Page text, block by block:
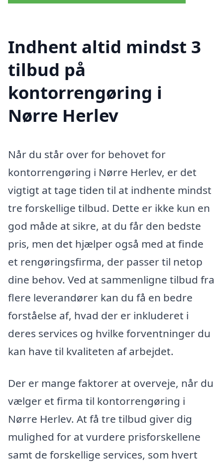
Indhent altid mindst 3
tilbud på
kontorrengøring i
Nørre Herlev
Når du står over for behovet for
kontorrengøring i Nørre Herlev, er det
vigtigt at tage tiden til at indhente mindst
tre forskellige tilbud. Dette er ikke kun en
god måde at sikre, at du får den bedste
pris, men det hjælper også med at finde
et rengøringsfirma, der passer til netop
dine behov. Ved at sammenligne tilbud fra
flere leverandører kan du få en bedre
forståelse af, hvad der er inkluderet i
deres services og hvilke forventninger du
kan have til kvaliteten af arbejdet.
Der er mange faktorer at overveje, når du
vælger et firma til kontorrengøring i
Nørre Herlev. At få tre tilbud giver dig
mulighed for at vurdere prisforskellene
samt de forskellige services, som hvert